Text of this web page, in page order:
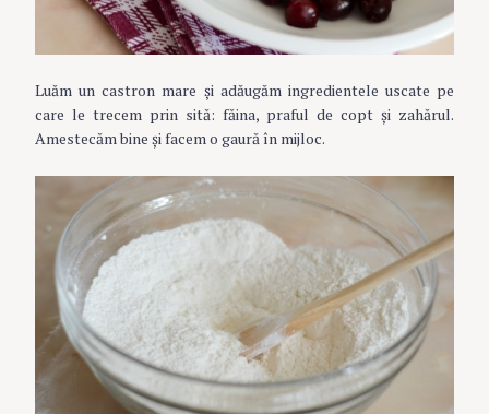
Luăm un castron mare și adăugăm ingredientele uscate pe
care le trecem prin sită: făina, praful de copt și zahărul.
Amestecăm bine și facem o gaură în mijloc.